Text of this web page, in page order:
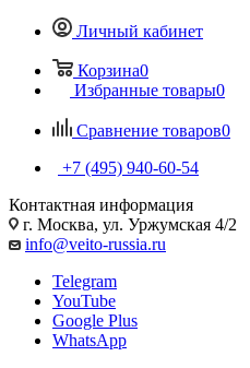
Личный кабинет
Корзина0
Избранные товары0
Сравнение товаров0
+7 (495) 940-60-54
Контактная информация
г. Москва, ул. Уржумская 4/2
info@veito-russia.ru
Telegram
YouTube
Google Plus
WhatsApp